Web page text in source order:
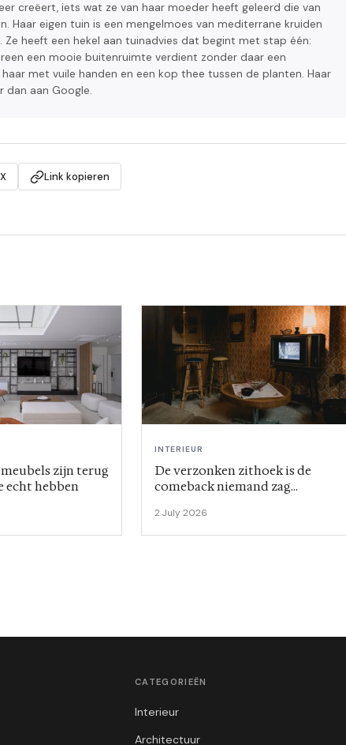
creëert, iets wat ze van haar moeder heeft geleerd die van
Haar eigen tuin is een mengelmoes van mediterrane kruiden
Ze heeft een hekel aan tuinadvies dat begint met stap één:
een mooie buitenruimte verdient zonder daar een
met vuile handen en een kop thee tussen de planten. Haar
dan aan Google.
X Link kopieren
zijn terug
echt hebben
INTERIEUR
De verzonken zithoek is de
comeback niemand zag
2 July 2026
CATEGORIEËN
Interieur
Architectuur